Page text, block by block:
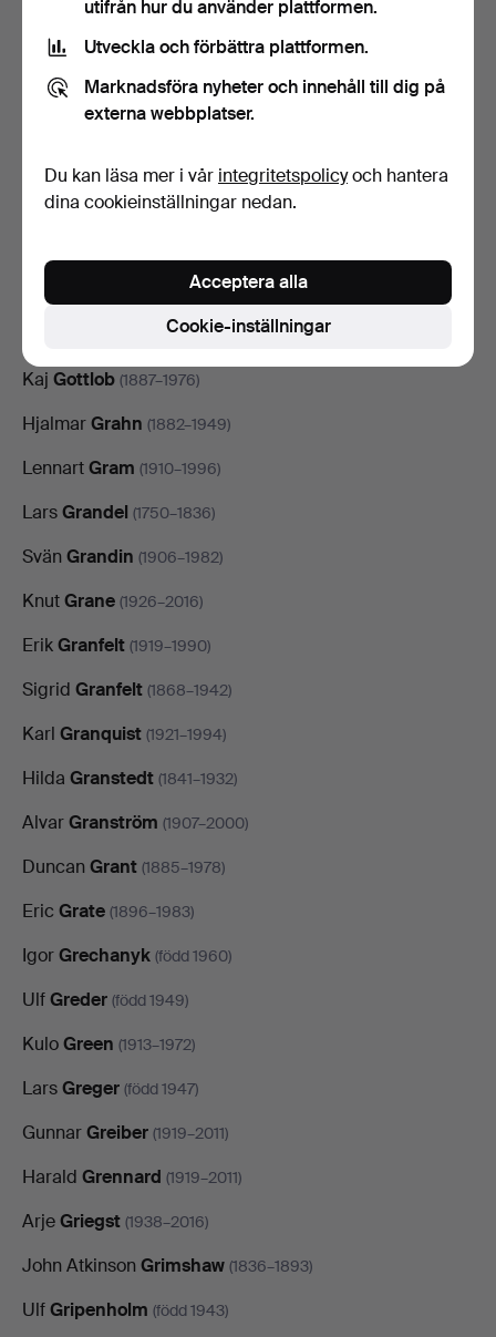
Gormley (född 1950)
SusanneGottberg (född 1964)
Gottlieb Bindesbøll (1800–1856)
(1879–1934)
Kaj Gottlob (1887–1976)
HjalmarGrahn (1882–1949)
LennartGram (1910–1996)
LarsGrandel (1750–1836)
Svän Grandin (1906–1982)
KnutGrane (1926–2016)
ErikGranfelt (1919–1990)
Sigrid Granfelt (1868–1942)
Karl Granquist (1921–1994)
Hilda Granstedt (1841–1932)
AlvarGranström (1907–2000)
Duncan Grant (1885–1978)
Eric Grate (1896–1983)
IgorGrechanyk (född 1960)
UlfGreder (född 1949)
KuloGreen (1913–1972)
LarsGreger (född 1947)
GunnarGreiber (1919–2011)
Harald Grennard (1919–2011)
ArjeGriegst (1938–2016)
John Atkinson Grimshaw (1836–1893)
UlfGripenholm (född 1943)
utifrån hur du använder plattformen.
Utveckla och förbättra plattformen.
Marknadsföra nyheter och innehåll till dig på
externa webbplatser.
Du kan läsa mer i vår integritetspolicyoch hantera
dina cookieinställningar nedan.
Cookie-inställningar
Acceptera alla